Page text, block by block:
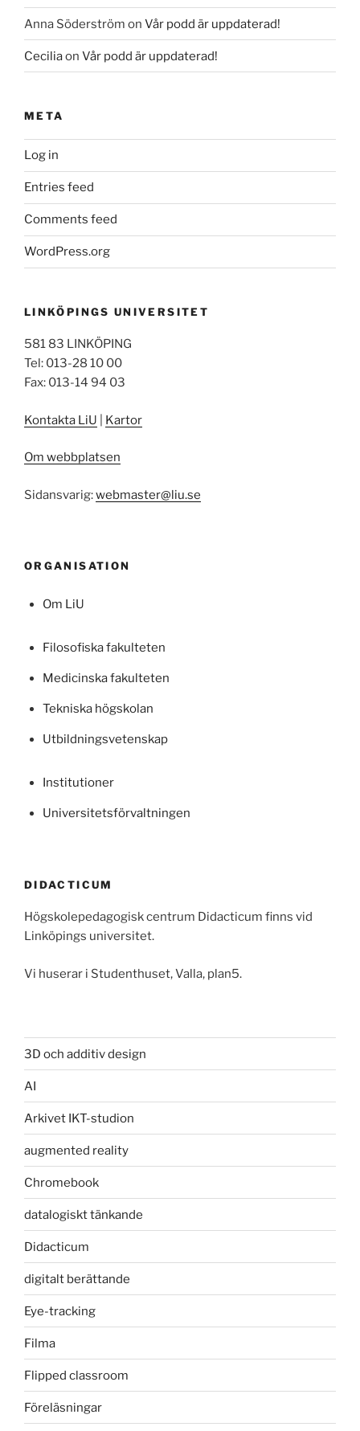
Anna Söderström on Vår podd är uppdaterad!
Ceciliaon Vår podd är uppdaterad!
META
Log in
Entries feed
Comments feed
WordPress.org
LINKÖPINGS UNIVERSITET
581 83 LINKÖPING
Tel: 013-28 10 00
Fax: 013-14 94 03
Kontakta LiU Kartor
Om webbplatsen
Sidansvarig:webmaster@liu.se
ORGANISATION
Om LiU
Filosofiska fakulteten
Medicinska fakulteten
Tekniska högskolan
Utbildningsvetenskap
Institutioner
Universitetsförvaltningen
DIDACTICUM
Högskolepedagogisk centrum Didacticum finns vid
Linköpings universitet.
Vi huserar i Studenthuset, Valla, plan5.
3D och additiv design
AI
Arkivet IKT-studion
augmented reality
Chromebook
datalogiskt tänkande
Didacticum
digitalt berättande
Eye-tracking
Filma
Flipped classroom
Föreläsningar